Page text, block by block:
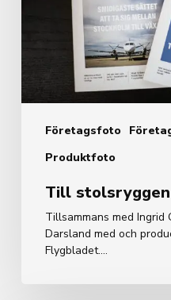
Företagsfoto
Produktfoto
Till
Tillsammans med Ingrid
Darsland med och
Flygbladet.…